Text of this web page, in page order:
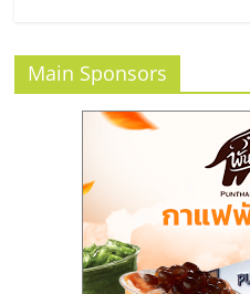
แฟ
ไชส์,
Main Sponsors